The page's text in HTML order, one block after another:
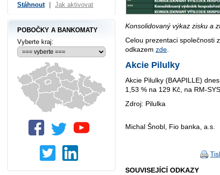
Konsolidovaný výkaz zisku a
Celou prezentaci společnosti
odkazem zde
Akcie Pilulky
Akcie Pilulky (BAAPILLE)
1,53 % na 129 Kč, na RM-
Zdroj: Pilulka
Michal Šnobl, Fio banka, a.s.
SOUVISEJÍCÍ ODKAZY
Stáhnout Jak aktivovat
POBOČKY A BANKOMATY
Vyberte kraj: